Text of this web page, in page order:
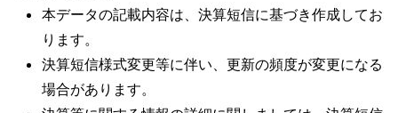
本データの記載内容は、決算短信に基づき作成してお
ります。
決算短信様式変更等に伴い、更新の頻度が変更になる
場合があります。